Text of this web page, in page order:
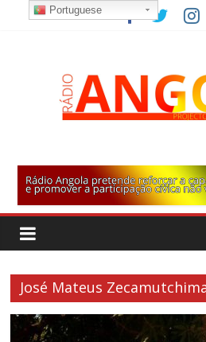
José Mateus
Portuguese